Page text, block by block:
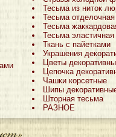
Тесьма из ниток
Тесьма отделочная
Тесьма
Тесьма эластичная
Ткань с пайетками
Украшения
Цветы
Цепочка
Чашки корсетные
Шипы
Шторная тесьма
РАЗНОЕ